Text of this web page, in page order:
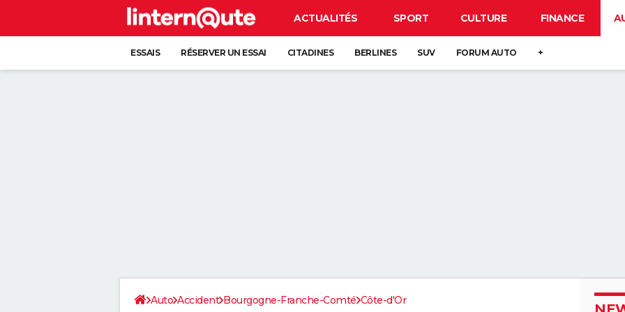
ACTUALITÉS SPORT CULTURE FINANCE
ESSAIS RÉSERVER UN ESSAI CITADINES BERLINES SUV FORUM AUTO +
Auto Accident Bourgogne-Franche-Comté Côte-d'Or